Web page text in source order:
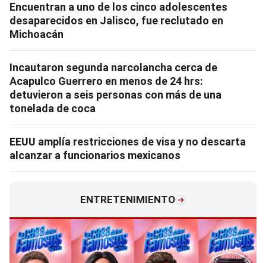
Encuentran a uno de los cinco adolescentes
desaparecidos en Jalisco, fue reclutado en
Michoacán
Incautaron segunda narcolancha cerca de
Acapulco Guerrero en menos de 24 hrs:
detuvieron a seis personas con más de una
tonelada de coca
EEUU amplía restricciones de visa y no descarta
alcanzar a funcionarios mexicanos
ENTRETENIMIENTO